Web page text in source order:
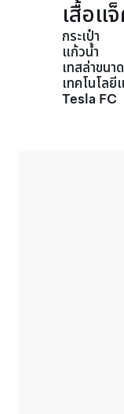
เสื้อแ
กระเป๋า
แก้วน้ำ
เทสล่าขนา
เทคโนโลยี
Tesla FC